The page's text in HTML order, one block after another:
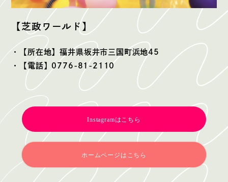
【芝政ワールド】
・【所在地】福井県坂井市三国町浜地45
・【電話】0776-81-2110
Instagramはこちら
ホームページはこちら